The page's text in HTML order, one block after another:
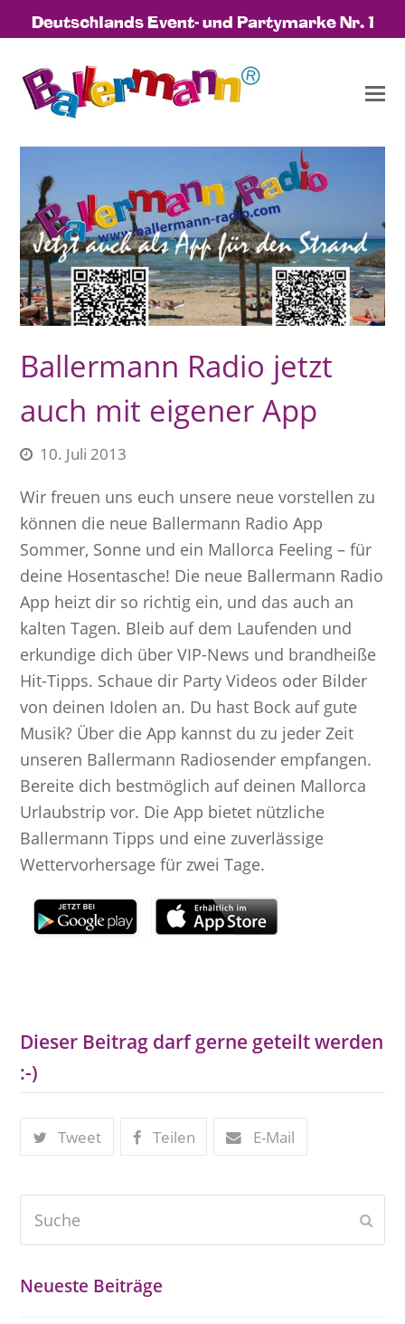
Deutschlands Event- und Partymarke Nr. 1
Ballermann Radio jetzt
auch mit eigener App
10. Juli 2013
Wir freuen uns euch unsere neue vorstellen zu
können die neue Ballermann Radio App
Sommer, Sonne und ein Mallorca Feeling – für
deine Hosentasche! Die neue Ballermann Radio
App heizt dir so richtig ein, und das auch an
kalten Tagen. Bleib auf dem Laufenden und
erkundige dich über VIP-News und brandheiße
Hit-Tipps. Schaue dir Party Videos oder Bilder
von deinen Idolen an. Du hast Bock auf gute
Musik? Über die App kannst du zu jeder Zeit
unseren Ballermann Radiosender empfangen.
Bereite dich bestmöglich auf deinen Mallorca
Urlaubstrip vor. Die App bietet nützliche
Ballermann Tipps und eine zuverlässige
Wettervorhersage für zwei Tage.
Dieser Beitrag darf gerne geteilt werden
:-)
Tweet Teilen E-Mail
Neueste Beiträge